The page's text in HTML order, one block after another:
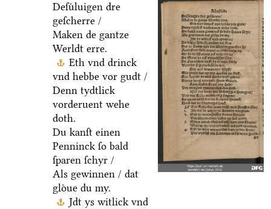
Deſuͤluigen dre
geſcherre /
Maken de gantze
Werldt erre.
Eth vnd drinck
vnd hebbe vor gudt /
Denn tydtlick
vorderuent wehe
doth.
Du kanſt einen
Penninck ſo bald
ſparen ſchyr /
Als gewinnen / dat
gloͤue du my.
Jdt ys witlick vnd